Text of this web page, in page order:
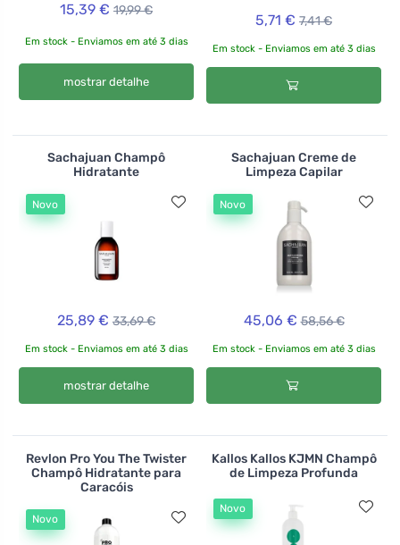
15,39 € 19,99 €
Em stock - Enviamos em até 3 dias
mostrar detalhe
5,71 € 7,41 €
Em stock - Enviamos em até 3 dias
Sachajuan Champô
Hidratante
Novo
25,89 € 33,69 €
Em stock - Enviamos em até 3 dias
mostrar detalhe
Sachajuan Creme de
Limpeza Capilar
Novo
45,06 € 58,56 €
Em stock - Enviamos em até 3 dias
Revlon Pro You The Twister
Champô Hidratante para
Caracóis
Novo
Kallos Kallos KJMN Champô
de Limpeza Profunda
Novo